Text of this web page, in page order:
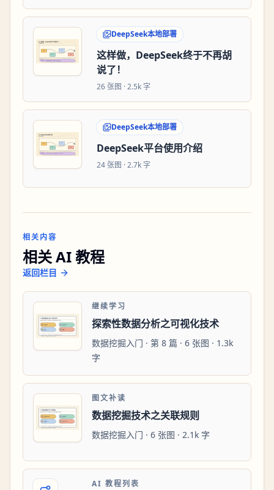
DeepSeek本地部署
这样做，DeepSeek终于不再胡
说了！
26 张图 ·2.5k 字
DeepSeek本地部署
DeepSeek平台使用介绍
24 张图 ·2.7k 字
相关内容
相关 AI 教程
返回栏目
继续学习
探索性数据分析之可视化技术
数据挖掘入门 · 第 8 篇 · 6 张图 · 1.3k
字
图文补读
数据挖掘技术之关联规则
数据挖掘入门 · 6 张图 · 2.1k 字
AI 教程列表